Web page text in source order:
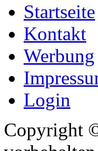
Startseite
Kontakt
Werbung
Login
Copyright